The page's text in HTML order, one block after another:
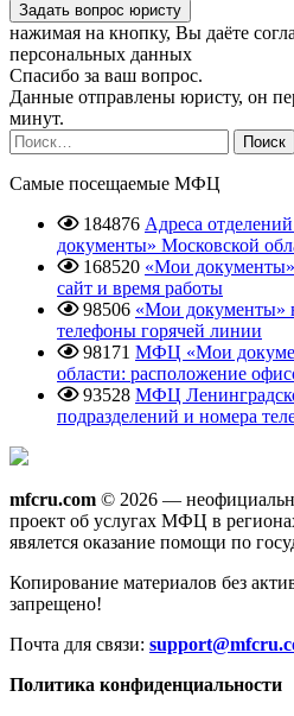
нажимая на кнопку, Вы даёте
персональных данных
Спасибо за ваш вопрос.
Данные отправлены юристу, он
минут.
Найти:
Самые посещаемые МФЦ
184876 Адреса
документы» Московской
168520 «Мои
сайт и время работы
98506 «Мои документы»
телефоны горячей линии
98171 МФЦ «Мои
области: расположение
93528 МФЦ
подразделений и номера
mfcru.com © 2026 —
проект об услугах МФЦ в
явялется оказание помощи по
Копирование материалов без
запрещено!
Почта для связи:
Политика конфиденциальности